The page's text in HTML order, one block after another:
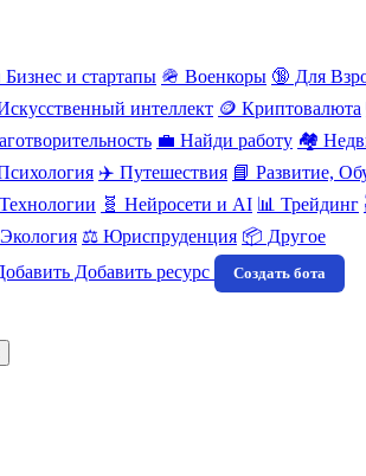
Бизнес и стартапы 🪖 Военкоры 🔞 Для
интеллект 🪙 Криптовалюта
💼 Найди работу 🏘️
✈️ Путешествия 📘 Развитие,
🧬 Нейросети и AI 📊 Трейдинг
⚖️ Юриспруденция 📦 Другое
Добавить ресурс Создать бота